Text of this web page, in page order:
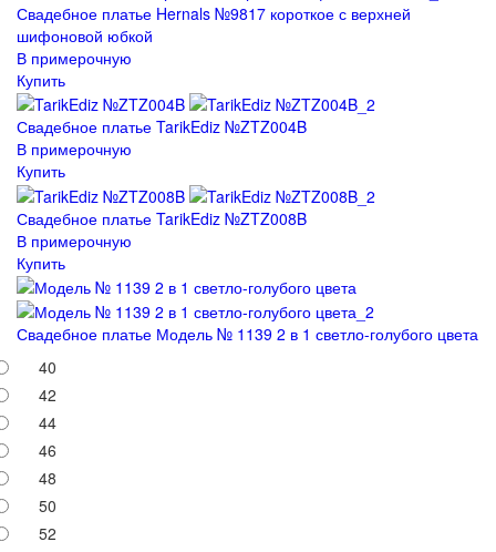
Свадебное платье Hernals №9817 короткое с верхней
шифоновой юбкой
В примерочную
Купить
Свадебное платье TarikEdiz №ZTZ004B
В примерочную
Купить
Свадебное платье TarikEdiz №ZTZ008B
В примерочную
Купить
Свадебное платье Модель № 1139 2 в 1 светло-голубого цвета
40
42
44
46
48
50
52